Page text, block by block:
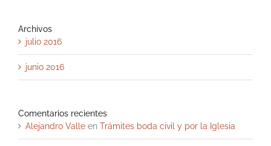
Archivos
julio 2016
junio 2016
Comentarios recientes
Alejandro Valle en Trámites boda civil y por la Iglesia